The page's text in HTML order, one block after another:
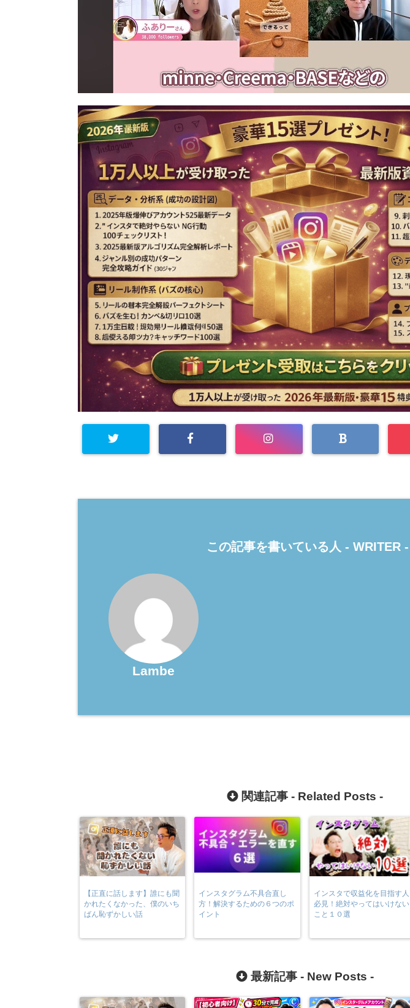
この記事を書いている人 - WRITER -
Lambe
関連記事 - Related Posts -
【正直に話します】誰にも聞
かれたくなかった、僕のいち
ばん恥ずかしい話
インスタグラム不具合直し
方！解決するための６つのポ
イント
インスタで収益化を目指す人
必見！絶対やってはいけない
こと１０選
最新記事 - New Posts -